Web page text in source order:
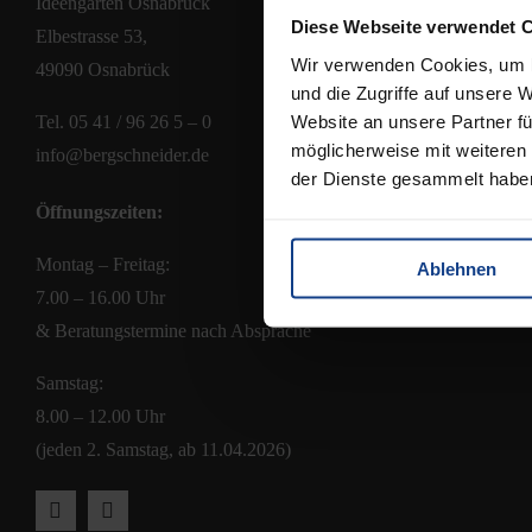
Diese Webseite verwendet
Wir verwenden Cookies,
und die Zugriffe auf unsere
Website an unsere Partner
möglicherweise mit
der Dienste gesammelt
Ablehnen
Elbestrasse 53,
49090 Osnabrück
Tel. 05 41 / 96 26 5 – 0
info@bergschneider.de
Öffnungszeiten:
Montag – Freitag:
7.00 – 16.00 Uhr
& Beratungstermine nach Absprache
Samstag:
8.00 – 12.00 Uhr
(jeden 2. Samstag, ab 11.04.2026)
AGB